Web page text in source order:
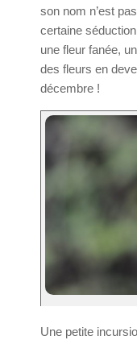
son nom n’est
certaine
une fleur fanée,
des fleurs en
décembre !
Une petite